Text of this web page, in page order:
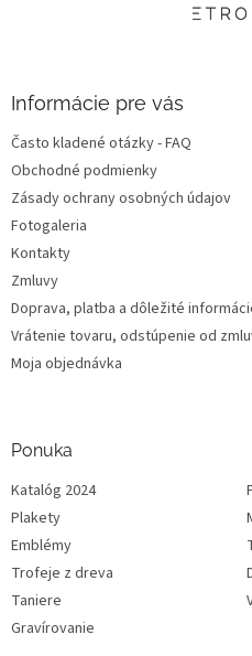
Informácie pre vás
Často kladené otázky - FAQ
Obchodné podmienky
Zásady ochrany osobných údajov
Fotogaleria
Kontakty
Zmluvy
Doprava, platba a dôležité
Vrátenie tovaru, odstúpenie od
Moja objednávka
Ponuka
Katalóg 2024
Plakety
Emblémy
Trofeje z dreva
Taniere
Gravírovanie